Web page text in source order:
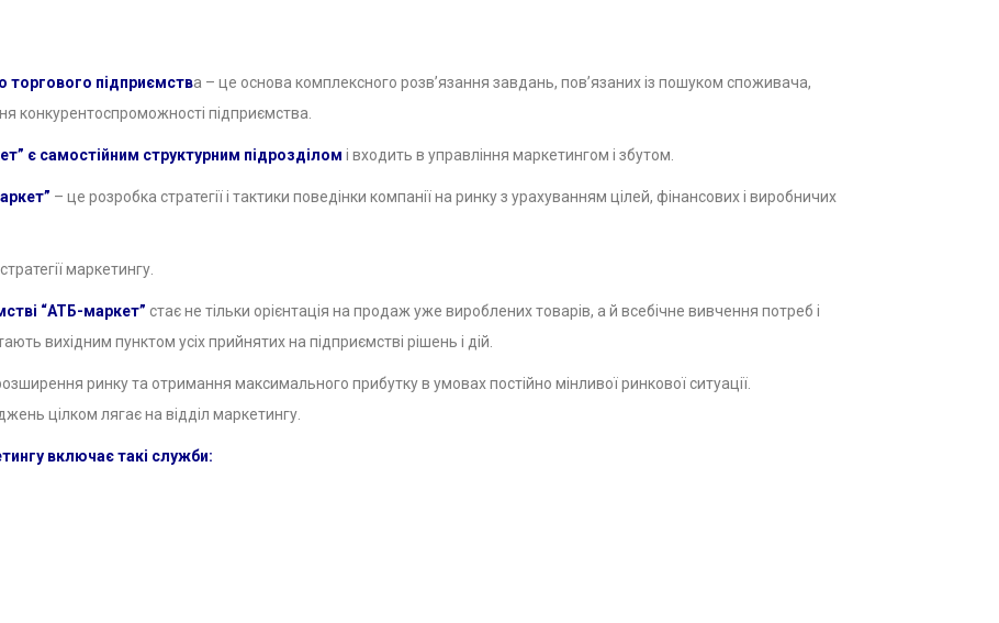
торгового підприємства – це основа комплексного розв’язання завдань, пов’язаних із пошуком споживача,
конкурентоспроможності підприємства.
є самостійним структурним підрозділом і входить в управління маркетингом і збутом.
– це розробка стратегії і тактики поведінки компанії на ринку з урахуванням цілей, фінансових і виробничих
маркетингу.
“АТБ-маркет” стає не тільки орієнтація на продаж уже вироблених товарів, а й всебічне вивчення потреб і
вихідним пунктом усіх прийнятих на підприємстві рішень і дій.
ринку та отримання максимального прибутку в умовах постійно мінливої ринкової ситуації.
цілком лягає на відділ маркетингу.
включає такі служби: